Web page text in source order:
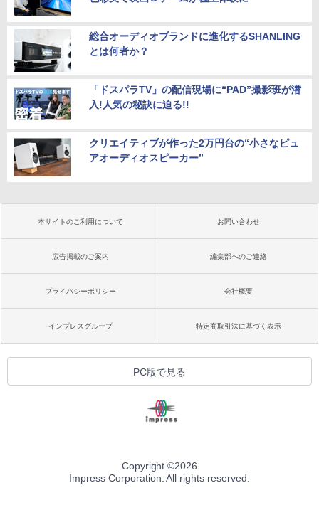
総合オーディオブランドに進化するSHANLING
とは何者か？
「ドスパラTV」の配信現場に“PAD”撮影班が潜
入!人気の秘訣に迫る!!
クリエイティブが作った2万円台の“小さなピュ
アオーディオスピーカー”
本サイトのご利用について お問い合わせ
広告掲載のご案内 編集部へのご連絡
プライバシーポリシー 会社概要
インプレスグループ 特定商取引法に基づく表示
PC版で見る
Copyright ©2026
Impress Corporation. All rights reserved.